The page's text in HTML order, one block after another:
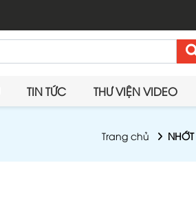
TIN TỨC THƯ VIỆN VIDEO
Trang chủ NHỚT